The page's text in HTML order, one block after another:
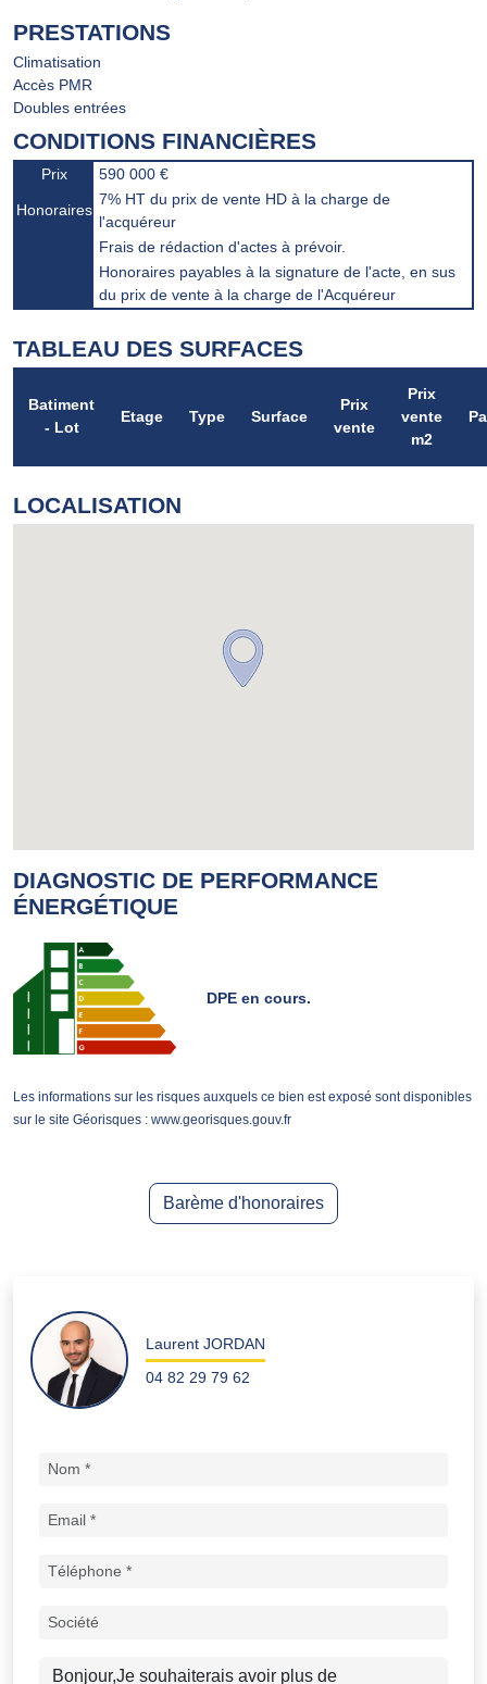
PRESTATIONS
Climatisation
Accès PMR
Doubles entrées
CONDITIONS FINANCIÈRES
Prix 590 000 €
Honoraires
7% HT du prix de vente HD à la charge de
l'acquéreur
Frais de rédaction d'actes à prévoir.
Honoraires payables à la signature de l'acte, en sus
du prix de vente à la charge de l'Acquéreur
TABLEAU DES SURFACES
Batiment
- Lot
Etage Type Surface
Prix
vente
Prix
vente
m2
LOCALISATION
DIAGNOSTIC DE PERFORMANCE
ÉNERGÉTIQUE
DPE en cours.
Les informations sur les risques auxquels ce bien est exposé sont disponibles
sur le site Géorisques : www.georisques.gouv.fr
Barème d'honoraires
Laurent JORDAN
04 82 29 79 62